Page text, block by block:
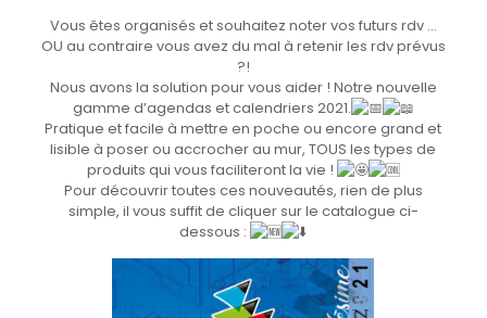
Vous êtes organisés et souhaitez noter vos futurs rdv …
OU au contraire vous avez du mal à retenir les rdv prévus
?!
Nous avons la solution pour vous aider ! Notre nouvelle
gamme d’agendas et calendriers 2021.
Pratique et facile à mettre en poche ou encore grand et
lisible à poser ou accrocher au mur, TOUS les types de
produits qui vous faciliteront la vie !
Pour découvrir toutes ces nouveautés, rien de plus
simple, il vous suffit de cliquer sur le catalogue ci-
dessous :